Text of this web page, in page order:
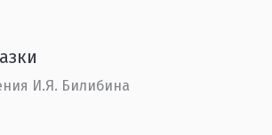
И.Я. Билибина